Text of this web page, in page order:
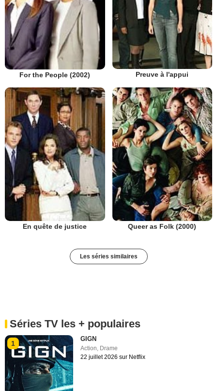
For the People (2002) Preuve à l'appui
En quête de justice Queer as Folk (2000)
Les séries similaires
Séries TV les + populaires
1
GIGN
Action, Drame
22 juillet 2026 sur Netflix